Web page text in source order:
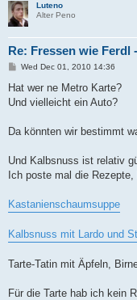
Luteno
Alter Peno
Re: Fressen wie
P
s
Wed Dec 01, 2010 14:36
Hat wer ne Metro Karte?
Und vielleicht ein Auto?
Da könnten wir bestimmt
Und Kalbsnuss ist relativ
Ich poste mal die Rezepte,
Kastanienschaumsuppe
Kalbsnuss mit Lardo und
Tarte-Tatin mit Äpfeln,
Für die Tarte hab ich kein